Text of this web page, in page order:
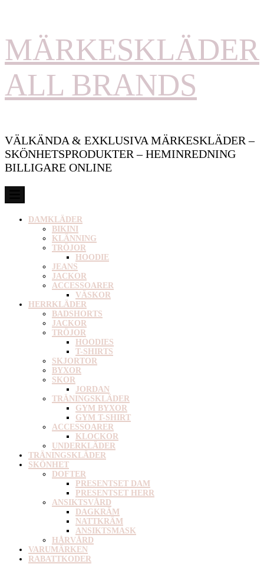
MÄRKESKLÄDER
ALL BRANDS
VÄLKÄNDA & EXKLUSIVA MÄRKESKLÄDER –
SKÖNHETSPRODUKTER – HEMINREDNING
BILLIGARE ONLINE
DAMKLÄDER
BIKINI
KLÄNNING
TRÖJOR
HOODIE
JEANS
JACKOR
ACCESSOARER
VÄSKOR
HERRKLÄDER
BADSHORTS
JACKOR
TRÖJOR
HOODIES
T-SHIRTS
SKJORTOR
BYXOR
SKOR
JORDAN
TRÄNINGSKLÄDER
GYM BYXOR
GYM T-SHIRT
ACCESSOARER
KLOCKOR
UNDERKLÄDER
TRÄNINGSKLÄDER
SKÖNHET
DOFTER
PRESENTSET DAM
PRESENTSET HERR
ANSIKTSVÅRD
DAGKRÄM
NATTKRÄM
ANSIKTSMASK
HÅRVÅRD
VARUMÄRKEN
RABATTKODER